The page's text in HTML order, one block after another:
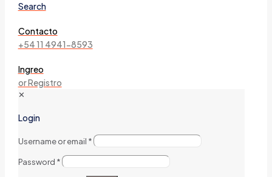
Search
Contacto
+54 11 4941-8593
Ingreo
or Registro
✕
Login
Username or email *
Password *